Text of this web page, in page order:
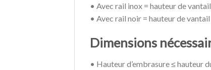
• Avec rail inox = hauteur de
• Avec rail noir = hauteur de
Dimensions
• Hauteur d’embrasure ≤ hauteur